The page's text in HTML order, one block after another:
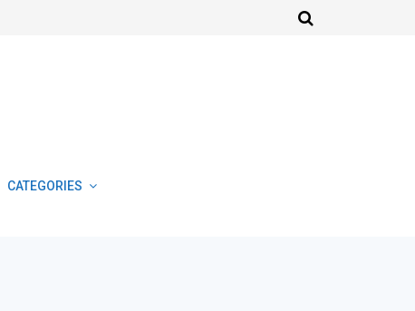
CATEGORIES